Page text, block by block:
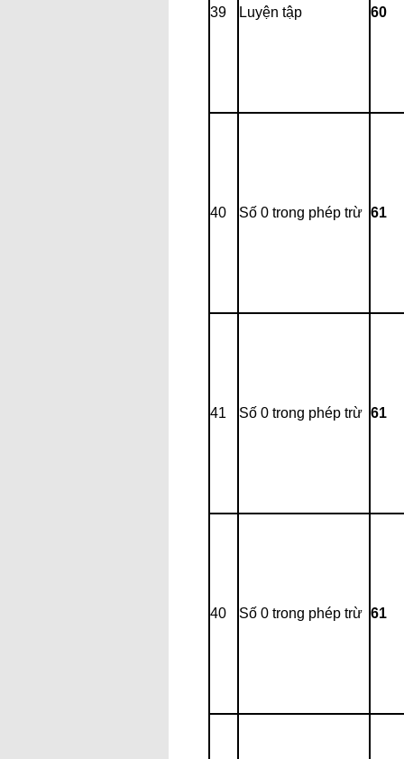
39 Luyện tập 60
40 Số 0 trong phép trừ 61
41 Số 0 trong phép trừ 61
40 Số 0 trong phép trừ 61